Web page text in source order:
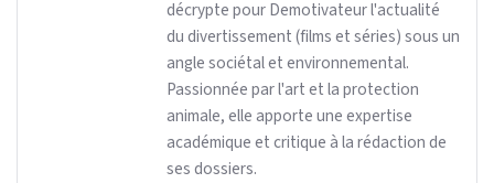
décrypte pour Demotivateur l'actualité
du divertissement (films et séries) sous un
angle sociétal et environnemental.
Passionnée par l'art et la protection
animale, elle apporte une expertise
académique et critique à la rédaction de
ses dossiers.